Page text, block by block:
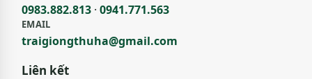
0983.882.813 · 0941.771.563
EMAIL
traigiongthuha@gmail.com
Liên kết